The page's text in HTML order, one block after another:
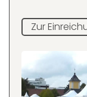
Zur